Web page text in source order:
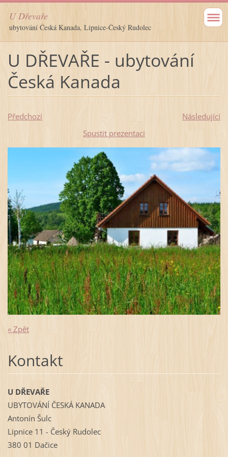
U Dřevaře
ubytování Česká Kanada, Lipnice-Český Rudolec
U DŘEVAŘE - ubytování
Česká Kanada
Předchozí
Následující
Spustit prezentaci
« Zpět
Kontakt
U DŘEVAŘE
UBYTOVÁNÍ ČESKÁ KANADA
Antonín Šulc
Lipnice 11 - Český Rudolec
380 01 Dačice